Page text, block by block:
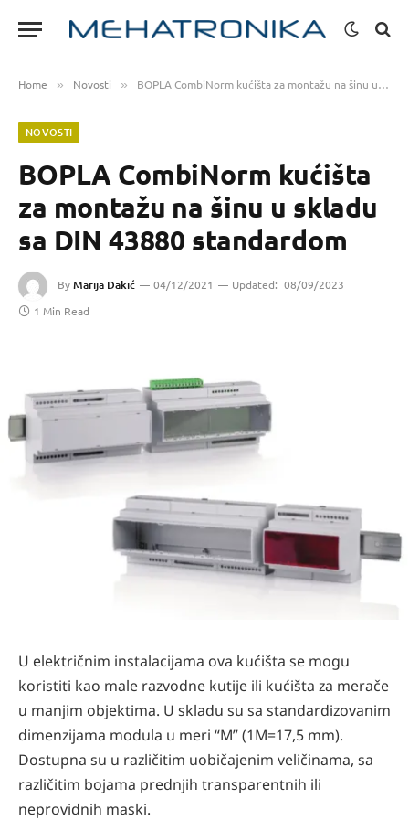
Home » Novosti » BOPLA CombiNorm kućišta za montažu na šinu u skladu sa DIN 43880 standardom
NOVOSTI
BOPLA CombiNorm kućišta
za montažu na šinu u skladu
sa DIN 43880 standardom
ByMarija Dakić 04/12/2021 Updated: 08/09/2023
1 Min Read
U električnim instalacijama ova kućišta se mogu
koristiti kao male razvodne kutije ili kućišta za merače
u manjim objektima. U skladu su sa standardizovanim
dimenzijama modula u meri “M” (1M=17,5 mm).
Dostupna su u različitim uobičajenim veličinama, sa
različitim bojama prednjih transparentnih ili
neprovidnih maski.